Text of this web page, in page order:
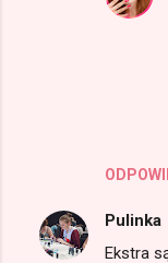
Pulinka
Ekstra